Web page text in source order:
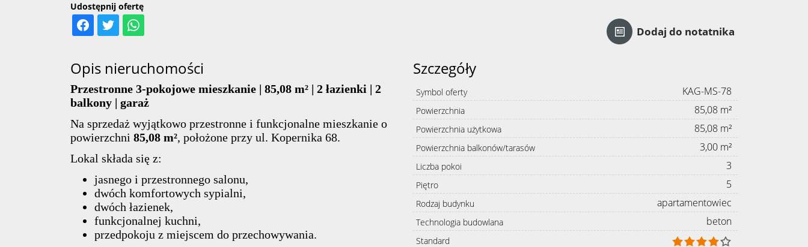
Dodaj do notatnika
Udostępnij ofertę
Opis nieruchomości
Przestronne 3-pokojowe mieszkanie | 85,08 m² | 2 łazienki | 2
balkony | garaż
Na sprzedaż wyjątkowo przestronne i funkcjonalne mieszkanie o
powierzchni 85,08 m², położone przy ul. Kopernika 68.
Lokal składa się z:
jasnego i przestronnego salonu,
dwóch komfortowych sypialni,
dwóch łazienek,
funkcjonalnej kuchni,
przedpokoju z miejscem do przechowywania.
Szczegóły
Symbol oferty KAG-MS-78
Powierzchnia 85,08 m²
Powierzchnia użytkowa 85,08 m²
Powierzchnia balkonów/tarasów 3,00 m²
Liczba pokoi 3
Piętro 5
Rodzaj budynku apartamentowiec
Technologia budowlana beton
Standard